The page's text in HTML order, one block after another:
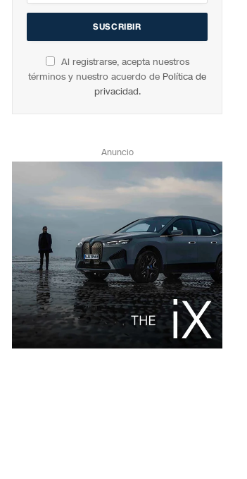
Al registrarse, acepta nuestros
términos y nuestro acuerdo de Política de
privacidad.
Anuncio